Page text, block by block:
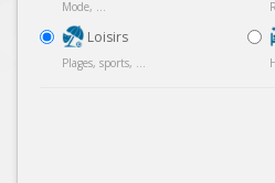
Mode, ...
Loisirs
Plages, sports, ...